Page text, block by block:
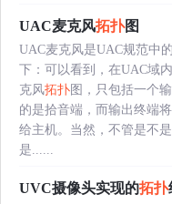
UAC麦克风拓扑图
UAC麦克风是UAC规范中
下：可以看到，在UAC域
克风拓扑图，只包括一个
的是拾音端，而输出终端
给主机。当然，不管是不
是......
UVC摄像头实现的拓扑